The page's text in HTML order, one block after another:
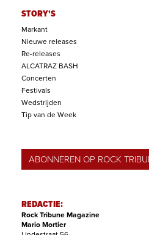
STORY'S
Markant
Nieuwe releases
Re-releases
ALCATRAZ BASH
Concerten
Festivals
Wedstrijden
Tip van de Week
ABONNEREN OP ROCK
REDACTIE:
Rock Tribune Magazine
Mario Mortier